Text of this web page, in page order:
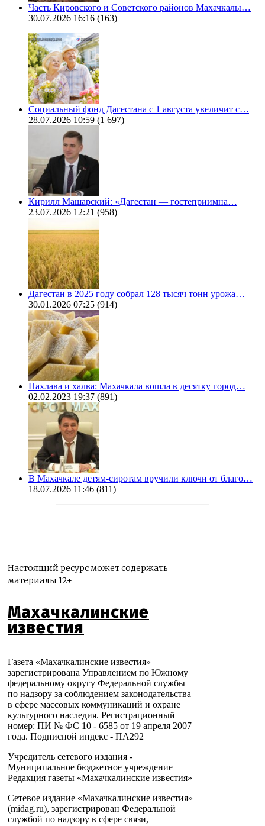
Часть Кировского и Советского районов Махачкалы…
30.07.2026 16:16 (163)
Социальный фонд Дагестана с 1 августа увеличит с…
28.07.2026 10:59 (1 697)
Кирилл Машарский: «Дагестан — гостеприимна…
23.07.2026 12:21 (958)
Дагестан в 2025 году собрал 128 тысяч тонн урожа…
30.01.2026 07:25 (914)
Пахлава и халва: Махачкала вошла в десятку город…
02.02.2023 19:37 (891)
В Махачкале детям-сиротам вручили ключи от благо…
18.07.2026 11:46 (811)
Настоящий ресурс может содержать
материалы 12+
Махачкалинские
известия
Газета «Махачкалинские известия»
зарегистрирована Управлением по Южному
федеральному округу Федеральной службы
по надзору за соблюдением законодательства
в сфере массовых коммуникаций и охране
культурного наследия. Регистрационный
номер: ПИ № ФС 10 - 6585 от 19 апреля 2007
года. Подписной индекс - ПА292
Учредитель сетевого издания -
Муниципальное бюджетное учреждение
Редакция газеты «Махачкалинские известия»
Сетевое издание «Махачкалинские известия»
(midag.ru), зарегистрирован Федеральной
службой по надзору в сфере связи,